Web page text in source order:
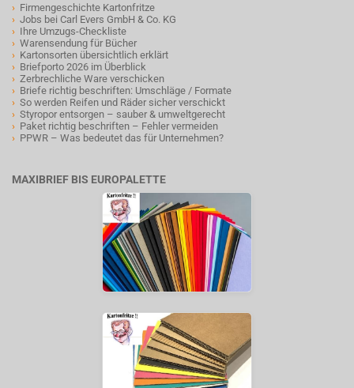
› Firmengeschichte Kartonfritze
› Jobs bei Carl Evers GmbH & Co. KG
› Ihre Umzugs-Checkliste
› Warensendung für Bücher
› Kartonsorten übersichtlich erklärt
› Briefporto 2026 im Überblick
› Zerbrechliche Ware verschicken
› Briefe richtig beschriften: Umschläge / Formate
› So werden Reifen und Räder sicher verschickt
› Styropor entsorgen – sauber & umweltgerecht
› Paket richtig beschriften – Fehler vermeiden
› PPWR – Was bedeutet das für Unternehmen?
MAXIBRIEF BIS EUROPALETTE